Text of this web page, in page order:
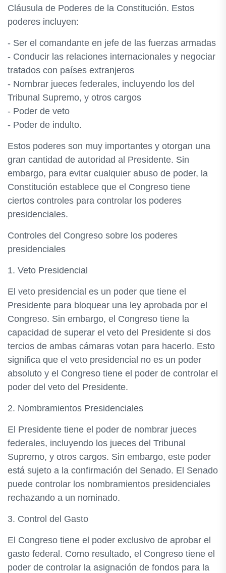
Cláusula de Poderes de la Constitución. Estos
poderes incluyen:
- Ser el comandante en jefe de las fuerzas armadas
- Conducir las relaciones internacionales y negociar
tratados con países extranjeros
- Nombrar jueces federales, incluyendo los del
Tribunal Supremo, y otros cargos
- Poder de veto
- Poder de indulto.
Estos poderes son muy importantes y otorgan una
gran cantidad de autoridad al Presidente. Sin
embargo, para evitar cualquier abuso de poder, la
Constitución establece que el Congreso tiene
ciertos controles para controlar los poderes
presidenciales.
Controles del Congreso sobre los poderes
presidenciales
1. Veto Presidencial
El veto presidencial es un poder que tiene el
Presidente para bloquear una ley aprobada por el
Congreso. Sin embargo, el Congreso tiene la
capacidad de superar el veto del Presidente si dos
tercios de ambas cámaras votan para hacerlo. Esto
significa que el veto presidencial no es un poder
absoluto y el Congreso tiene el poder de controlar el
poder del veto del Presidente.
2. Nombramientos Presidenciales
El Presidente tiene el poder de nombrar jueces
federales, incluyendo los jueces del Tribunal
Supremo, y otros cargos. Sin embargo, este poder
está sujeto a la confirmación del Senado. El Senado
puede controlar los nombramientos presidenciales
rechazando a un nominado.
3. Control del Gasto
El Congreso tiene el poder exclusivo de aprobar el
gasto federal. Como resultado, el Congreso tiene el
poder de controlar la asignación de fondos para la